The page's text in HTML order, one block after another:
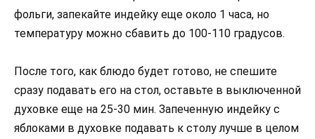
фольги, запекайте индейку еще около 1 часа, но
температуру можно сбавить до 100-110 градусов.
После того, как блюдо будет готово, не спешите
сразу подавать его на стол, оставьте в выключенной
духовке еще на 25-30 мин. Запеченную индейку с
яблоками в духовке подавать к столу лучше в целом